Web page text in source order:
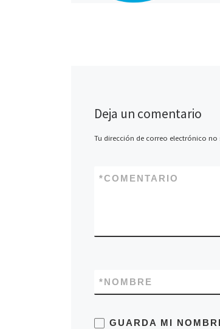
Deja un comentario
Tu dirección de correo electrónico no
COMENTARIO
*
NOMBRE
*
GUARDA MI